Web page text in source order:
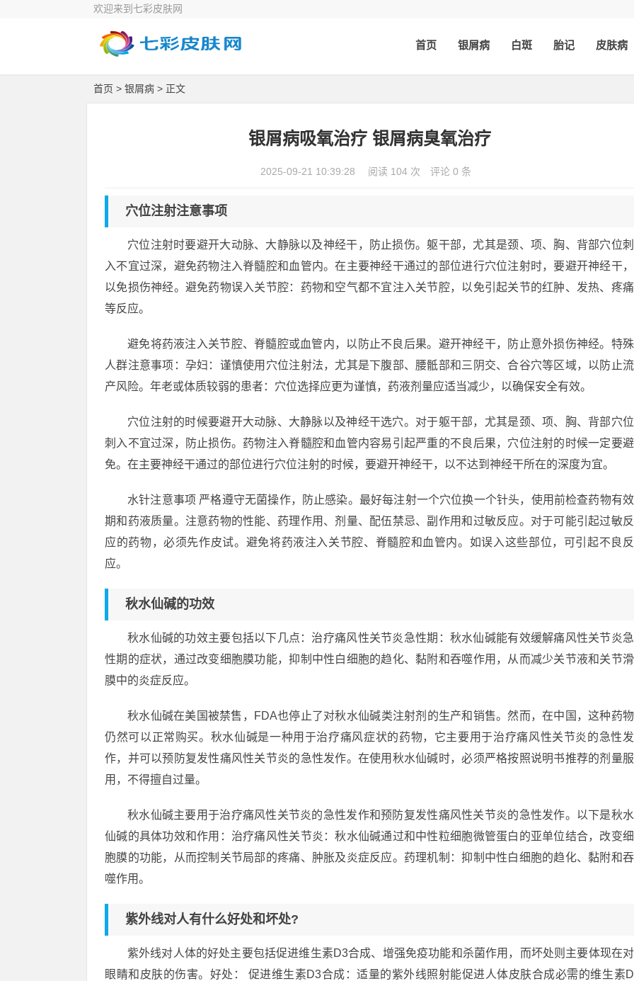
欢迎来到七彩皮肤网
首页 银屑病 白斑 胎记 皮肤病
首页 > 银屑病 > 正文
银屑病吸氧治疗 银屑病臭氧治疗
2025-09-21 10:39:28 阅读 104 次 评论 0 条
穴位注射注意事项
穴位注射时要避开大动脉、大静脉以及神经干，防止损伤。躯干部，尤其是颈、项、胸、背部穴位刺
入不宜过深，避免药物注入脊髓腔和血管内。在主要神经干通过的部位进行穴位注射时，要避开神经干，
以免损伤神经。避免药物误入关节腔：药物和空气都不宜注入关节腔，以免引起关节的红肿、发热、疼痛
等反应。
避免将药液注入关节腔、脊髓腔或血管内，以防止不良后果。避开神经干，防止意外损伤神经。特殊
人群注意事项：孕妇：谨慎使用穴位注射法，尤其是下腹部、腰骶部和三阴交、合谷穴等区域，以防止流
产风险。年老或体质较弱的患者：穴位选择应更为谨慎，药液剂量应适当减少，以确保安全有效。
穴位注射的时候要避开大动脉、大静脉以及神经干选穴。对于躯干部，尤其是颈、项、胸、背部穴位
刺入不宜过深，防止损伤。药物注入脊髓腔和血管内容易引起严重的不良后果，穴位注射的时候一定要避
免。在主要神经干通过的部位进行穴位注射的时候，要避开神经干，以不达到神经干所在的深度为宜。
水针注意事项 严格遵守无菌操作，防止感染。最好每注射一个穴位换一个针头，使用前检查药物有效
期和药液质量。注意药物的性能、药理作用、剂量、配伍禁忌、副作用和过敏反应。对于可能引起过敏反
应的药物，必须先作皮试。避免将药液注入关节腔、脊髓腔和血管内。如误入这些部位，可引起不良反
应。
秋水仙碱的功效
秋水仙碱的功效主要包括以下几点：治疗痛风性关节炎急性期：秋水仙碱能有效缓解痛风性关节炎急
性期的症状，通过改变细胞膜功能，抑制中性白细胞的趋化、黏附和吞噬作用，从而减少关节液和关节滑
膜中的炎症反应。
秋水仙碱在美国被禁售，FDA也停止了对秋水仙碱类注射剂的生产和销售。然而，在中国，这种药物
仍然可以正常购买。秋水仙碱是一种用于治疗痛风症状的药物，它主要用于治疗痛风性关节炎的急性发
作，并可以预防复发性痛风性关节炎的急性发作。在使用秋水仙碱时，必须严格按照说明书推荐的剂量服
用，不得擅自过量。
秋水仙碱主要用于治疗痛风性关节炎的急性发作和预防复发性痛风性关节炎的急性发作。以下是秋水
仙碱的具体功效和作用：治疗痛风性关节炎：秋水仙碱通过和中性粒细胞微管蛋白的亚单位结合，改变细
胞膜的功能，从而控制关节局部的疼痛、肿胀及炎症反应。药理机制：抑制中性白细胞的趋化、黏附和吞
噬作用。
紫外线对人有什么好处和坏处?
紫外线对人体的好处主要包括促进维生素D3合成、增强免疫功能和杀菌作用，而坏处则主要体现在对
眼睛和皮肤的伤害。好处： 促进维生素D3合成：适量的紫外线照射能促进人体皮肤合成必需的维生素D